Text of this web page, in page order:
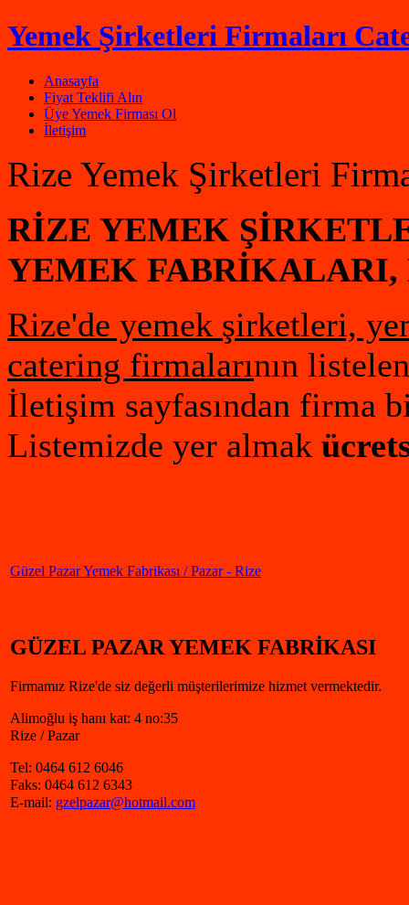
Yemek Şirketleri Firmaları
Anasayfa
Fiyat Teklifi Alın
Üye Yemek Firması Ol
İletişim
Rize Yemek Şirketleri
RİZE YEMEK
YEMEK FABRİKALARI,
Rize'de yemek şirketleri,
catering firmalarının
İletişim sayfasından firma
Listemizde yer almak
Güzel Pazar Yemek Fabrikası / Pazar - Rize
GÜZEL PAZAR YEMEK FABRİKASI
Firmamız Rize'de siz değerli müşterilerimize hizmet vermektedir.
Alimoğlu iş hanı kat: 4 no:35
Rize / Pazar
Tel: 0464 612 6046
Faks: 0464 612 6343
E-mail: gzelpazar@hotmail.com